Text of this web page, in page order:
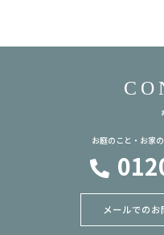
お庭のこと・お家
メールでの